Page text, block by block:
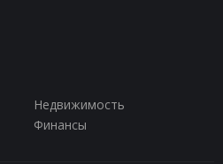
Недвижимость
Финансы